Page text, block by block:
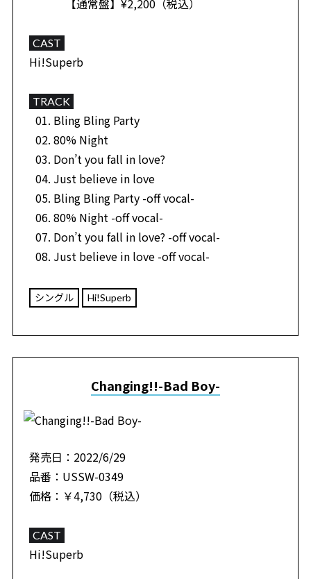
【通常盤】¥2,200（税込）
CAST
Hi!Superb
TRACK
Bling Bling Party
80% Night
Don’t you fall in love?
Just believe in love
Bling Bling Party -off vocal-
80% Night -off vocal-
Don’t you fall in love? -off vocal-
Just believe in love -off vocal-
シングル Hi!Superb
Changing!!-Bad Boy-
発売日：2022/6/29
品番：USSW-0349
価格：￥4,730（税込）
CAST
Hi!Superb